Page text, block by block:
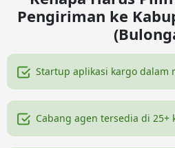
Pengiriman ke
Startup aplikasi kargo dalam
Cabang agen tersedia di 25+